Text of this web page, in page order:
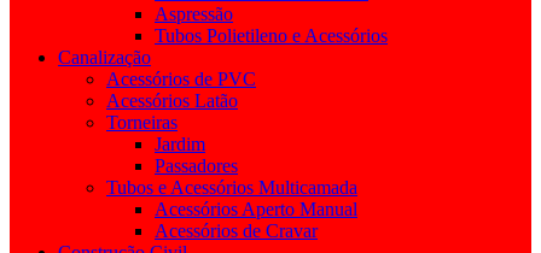
Aspressão
Tubos Polietileno e Acessórios
Canalização
Acessórios de PVC
Acessórios Latão
Torneiras
Jardim
Passadores
Tubos e Acessórios Multicamada
Acessórios Aperto Manual
Acessórios de Cravar